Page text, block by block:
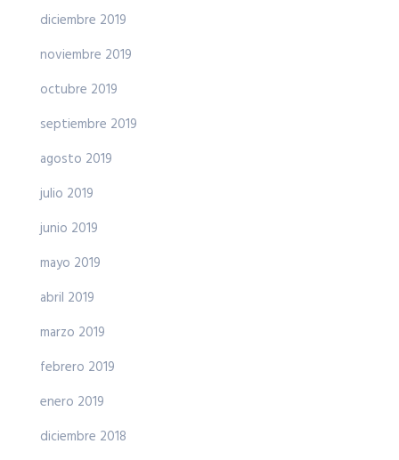
diciembre 2019
noviembre 2019
octubre 2019
septiembre 2019
agosto 2019
julio 2019
junio 2019
mayo 2019
abril 2019
marzo 2019
febrero 2019
enero 2019
diciembre 2018